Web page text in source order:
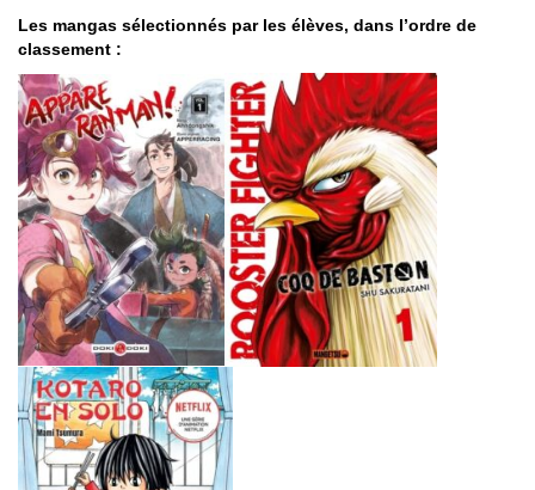
Les mangas sélectionnés par les élèves, dans l’ordre de
classement :